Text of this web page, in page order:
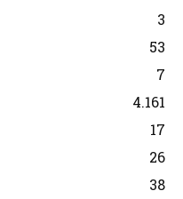
3
53
7
4.161
17
26
38